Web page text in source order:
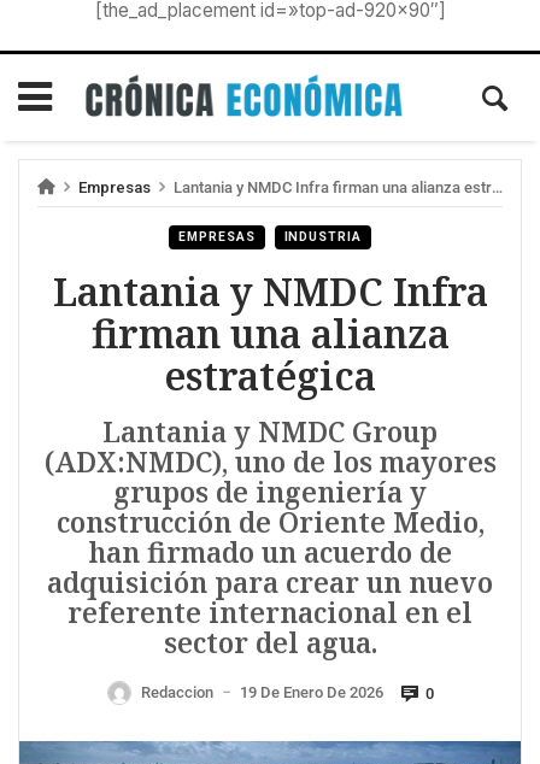
[the_ad_placement id=»top-ad-920×90″]
Empresas Lantania y NMDC Infra firman una alianza estratégica
EMPRESAS INDUSTRIA
Lantania y NMDC Infra
firman una alianza
estratégica
Lantania y NMDC Group
(ADX:NMDC), uno de los mayores
grupos de ingeniería y
construcción de Oriente Medio,
han firmado un acuerdo de
adquisición para crear un nuevo
referente internacional en el
sector del agua.
Redaccion — 19 De Enero De 2026 0